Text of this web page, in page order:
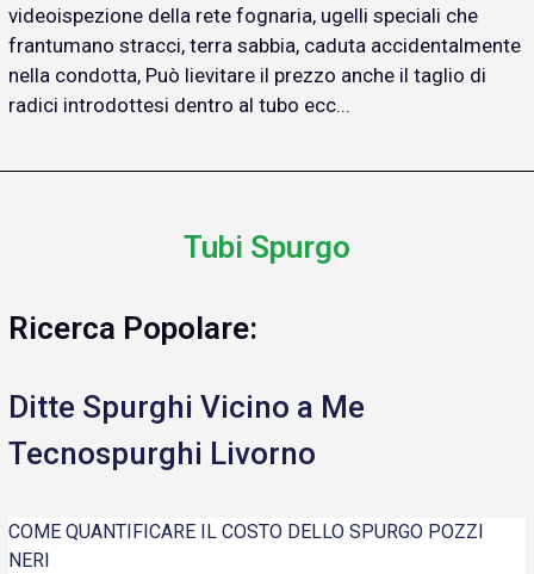
videoispezione della rete fognaria, ugelli speciali che
frantumano stracci, terra sabbia, caduta accidentalmente
nella condotta, Può lievitare il prezzo anche il taglio di
radici introdottesi dentro al tubo ecc...
Tubi Spurgo
Ricerca Popolare:
Ditte Spurghi Vicino a Me
Tecnospurghi Livorno
COME QUANTIFICARE IL COSTO DELLO SPURGO POZZI
NERI